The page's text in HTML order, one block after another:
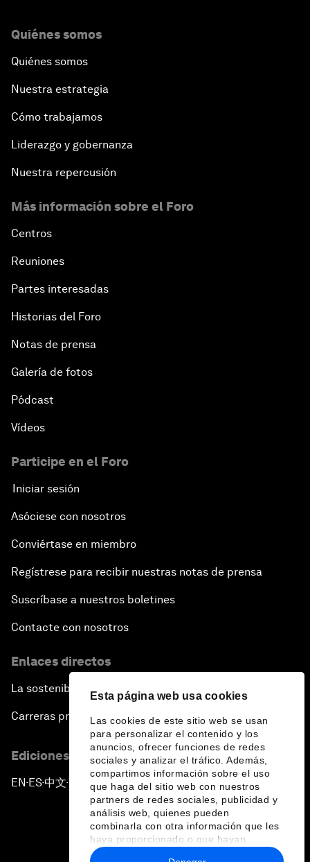
Esta página web usa cookies
Las cookies de este sitio web se usan
para personalizar el contenido y los
anuncios, ofrecer funciones de redes
sociales y analizar el tráfico. Además,
compartimos información sobre el uso
que haga del sitio web con nuestros
partners de redes sociales, publicidad y
análisis web, quienes pueden
combinarla con otra información que les
haya proporcionado o que hayan
recopilado a partir del uso que haya
Quiénes somos
Quiénes somos
Nuestra estrategia
Cómo trabajamos
Liderazgo y gobernanza
Nuestra repercusión
Más información sobre el Foro
Centros
Reuniones
Partes interesadas
Historias del Foro
Notas de prensa
Galería de fotos
Pódcast
Vídeos
Participe en el Foro
Iniciar sesión
Asóciese con nosotros
Conviértase en miembro
Regístrese para recibir nuestras notas de prensa
Suscríbase a nuestros boletines
Contacte con nosotros
Enlaces directos
La sostenibilidad en el Foro
Carreras profesionales
Ediciones en otros idiomas
EN ▪ES▪中文▪ 日本語